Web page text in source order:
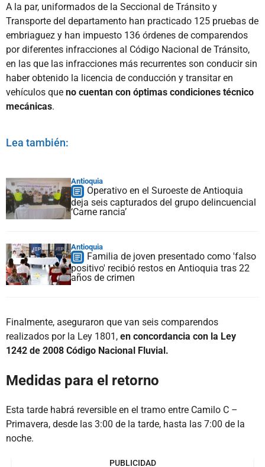
A la par, uniformados de la Seccional de Tránsito y
Transporte del departamento han practicado 125 pruebas de
embriaguez y han impuesto 136 órdenes de comparendos
por diferentes infracciones al Código Nacional de Tránsito,
en las que las infracciones más recurrentes son conducir sin
haber obtenido la licencia de conducción y transitar en
vehículos que no cuentan con óptimas condiciones técnico
mecánicas.
Lea también:
Antioquia
Operativo en el Suroeste de Antioquia
deja seis capturados del grupo delincuencial
‘Carne rancia’
Antioquia
Familia de joven presentado como 'falso
positivo' recibió restos en Antioquia tras 22
años de crimen
Finalmente, aseguraron que van seis comparendos
realizados por la Ley 1801, en concordancia con la Ley
1242 de 2008 Código Nacional Fluvial.
Medidas para el retorno
Esta tarde habrá reversible en el tramo entre Camilo C –
Primavera, desde las 3:00 de la tarde, hasta las 7:00 de la
noche.
PUBLICIDAD